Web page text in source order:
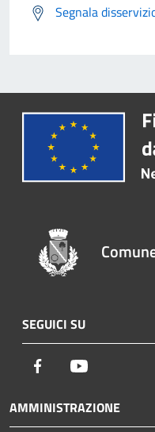
Segnala
SEGUICI SU
Facebook
AMMINISTRAZIONE